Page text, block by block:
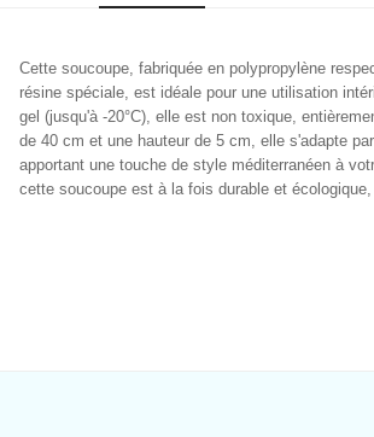
Cette soucoupe, fabriquée en polypropylène
résine spéciale, est idéale pour une utilisation
gel (jusqu'à -20°C), elle est non toxique,
de 40 cm et une hauteur de 5 cm, elle s'adapte
apportant une touche de style méditerranéen à
cette soucoupe est à la fois durable et